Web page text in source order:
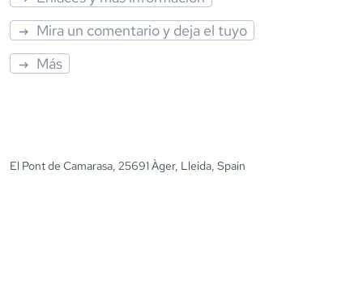
Mira un comentario y deja el tuyo
Más
El Pont de Camarasa, 25691 Àger, Lleida, Spain